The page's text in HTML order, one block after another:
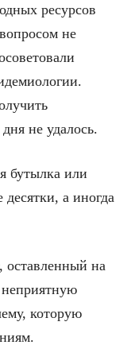
ресурсов
не
не удалось.
бутылка или
десятки, а иногда
на
неприятную
которую